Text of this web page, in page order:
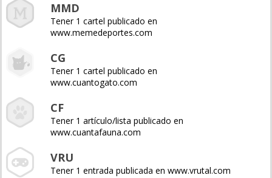
MMD
Tener 1 cartel publicado en
www.memedeportes.com
CG
Tener 1 cartel publicado en
www.cuantogato.com
CF
Tener 1 artículo/lista publicado en
www.cuantafauna.com
VRU
Tener 1 entrada publicada en www.vrutal.com